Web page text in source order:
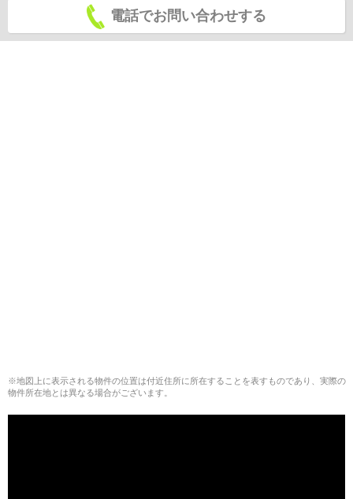
電話でお問い合わせする
※地図上に表示される物件の位置は付近住所に所在することを表すものであり、実際の
物件所在地とは異なる場合がございます。